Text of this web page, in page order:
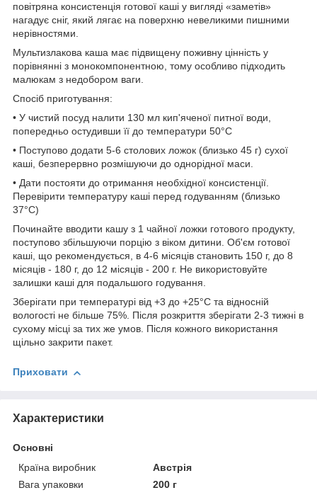
повітряна консистенція готової каші у вигляді «заметів»
нагадує сніг, який лягає на поверхню невеликими пишними
нерівностями.
Мультизлакова каша має підвищену поживну цінність у
порівнянні з монокомпонентною, тому особливо підходить
малюкам з недобором ваги.
Спосіб приготування:
• У чистий посуд налити 130 мл кип'яченої питної води,
попередньо остудивши її до температури 50°C
• Поступово додати 5-6 столових ложок (близько 45 г) сухої
каші, безперервно розмішуючи до однорідної маси.
• Дати постояти до отримання необхідної консистенції.
Перевірити температуру каші перед годуванням (близько
37°С)
Починайте вводити кашу з 1 чайної ложки готового продукту,
поступово збільшуючи порцію з віком дитини. Об'єм готової
каші, що рекомендується, в 4-6 місяців становить 150 г, до 8
місяців - 180 г, до 12 місяців - 200 г. Не використовуйте
залишки каші для подальшого годування.
Зберігати при температурі від +3 до +25°С та відносній
вологості не більше 75%. Після розкриття зберігати 2-3 тижні в
сухому місці за тих же умов. Після кожного використання
щільно закрити пакет.
Приховати
Характеристики
Основні
Країна виробник
Австрія
Вага упаковки
200 г